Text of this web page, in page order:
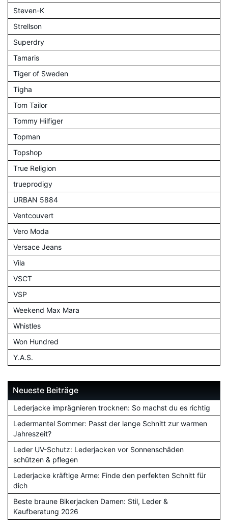
Steven-K
Strellson
Superdry
Tamaris
Tiger of Sweden
Tigha
Tom Tailor
Tommy Hilfiger
Topman
Topshop
True Religion
trueprodigy
URBAN 5884
Ventcouvert
Vero Moda
Versace Jeans
Vila
VSCT
VSP
Weekend Max Mara
Whistles
Won Hundred
Y.A.S.
Neueste Beiträge
Lederjacke imprägnieren trocknen: So machst du es richtig
Ledermantel Sommer: Passt der lange Schnitt zur warmen
Jahreszeit?
Leder UV-Schutz: Lederjacken vor Sonnenschäden
schützen & pflegen
Lederjacke kräftige Arme: Finde den perfekten Schnitt für
dich
Beste braune Bikerjacken Damen: Stil, Leder &
Kaufberatung 2026